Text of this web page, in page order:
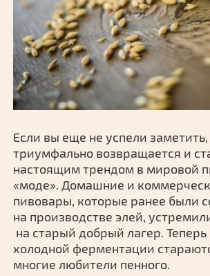
Если вы еще не успели заметить,
триумфально возвращается и
настоящим трендом в мировой
«моде». Домашние и
пивовары, которые ранее были
на производстве элей,
на старый добрый лагер. Теперь
холодной ферментации
многие любители пенного.